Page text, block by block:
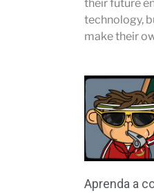
their future
technology,
make their
Aprenda a